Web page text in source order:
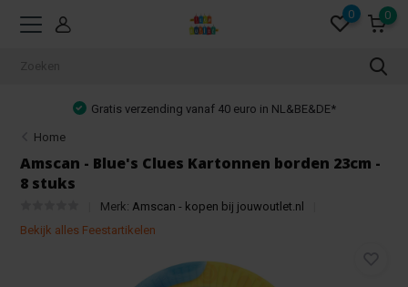
0 0
Gratis verzending vanaf 40 euro in NL&BE&DE*
Home
Amscan - Blue's Clues Kartonnen borden 23cm -
8 stuks
Merk: Amscan - kopen bij jouwoutlet.nl
Bekijk alles Feestartikelen